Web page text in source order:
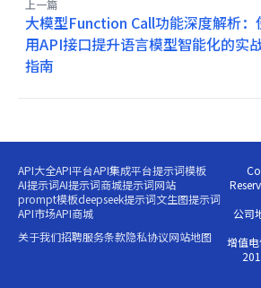
上一篇
大模型Function Call功能深度解析：
用API接口提升语言模型智能化的实
指南
API大全API平台API集成平台提示词模板
AI提示词AI提示词商城提示词网站
prompt模板deepseek提示词文生图提示词
API市场API商城
关于我们招聘服务条款隐私协议网站地图
公司
增值